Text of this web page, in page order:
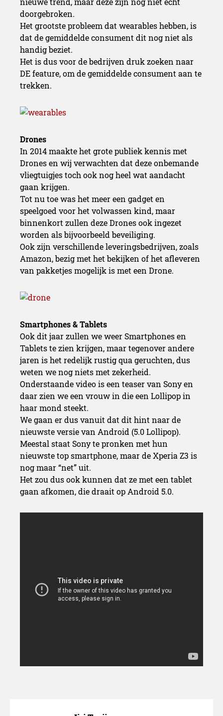
doorgebroken.
Het grootste probleem dat wearables hebben, is
dat de gemiddelde consument dit nog niet als
handig beziet.
Het is dus voor de bedrijven druk zoeken naar
DE feature, om de gemiddelde consument aan te
trekken.
Drones
In 2014 maakte het grote publiek kennis met
Drones en wij verwachten dat deze onbemande
vliegtuigjes toch ook nog heel wat aandacht
gaan krijgen.
Tot nu toe was het meer een gadget en
speelgoed voor het volwassen kind, maar
binnenkort zullen deze Drones ook ingezet
worden als bijvoorbeeld beveiliging.
Ook zijn verschillende leveringsbedrijven, zoals
Amazon, bezig met het bekijken of het afleveren
van pakketjes mogelijk is met een Drone.
Smartphones & Tablets
Ook dit jaar zullen we weer Smartphones en
Tablets te zien krijgen, maar tegenover andere
jaren is het redelijk rustig qua geruchten, dus
weten we nog niets met zekerheid.
Onderstaande video is een teaser van Sony en
daar zien we een vrouw in die een Lollipop in
haar mond steekt.
We gaan er dus vanuit dat dit hint naar de
nieuwste versie van Android (5.0 Lollipop).
Meestal staat Sony te pronken met hun
nieuwste top smartphone, maar de Xperia Z3 is
nog maar “net” uit.
Het zou dus ook kunnen dat ze met een tablet
gaan afkomen, die draait op Android 5.0.